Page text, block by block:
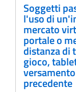
Soggetti
l'uso di
mercato
portale o
distanza di
gioco,
precedente